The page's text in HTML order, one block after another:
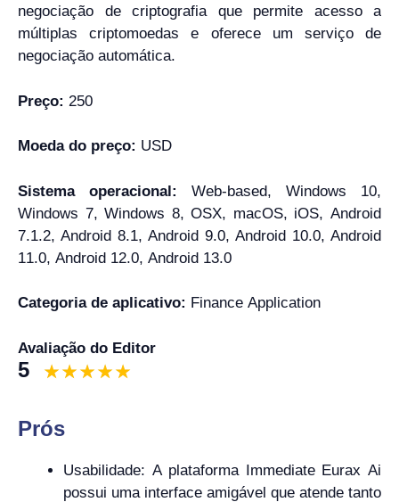
negociação de criptografia que permite acesso a
múltiplas criptomoedas e oferece um serviço de
negociação automática.
Preço: 250
Moeda do preço: USD
Sistema operacional: Web-based, Windows 10,
Windows 7, Windows 8, OSX, macOS, iOS, Android
7.1.2, Android 8.1, Android 9.0, Android 10.0, Android
11.0, Android 12.0, Android 13.0
Categoria de aplicativo: Finance Application
Avaliação do Editor
5
Prós
Usabilidade: A plataforma Immediate Eurax Ai
possui uma interface amigável que atende tanto